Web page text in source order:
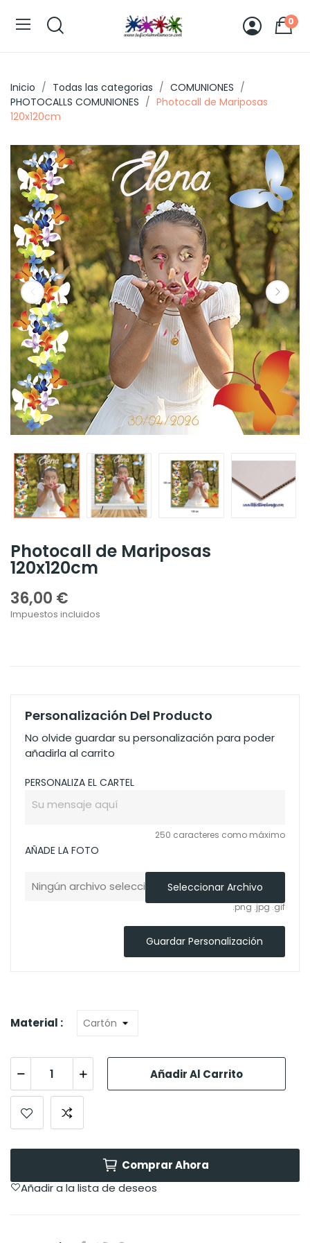
0
Inicio Todas las categorias
COMUNIONES
PHOTOCALLS COMUNIONES
Photocall de Mariposas
120x120cm
Photocall de Mariposas
120x120cm
36,00 €
Impuestos incluidos
Personalización Del Producto
No olvide guardar su personalización para poder
añadirla al carrito
PERSONALIZA EL CARTEL
250 caracteres como máximo
AÑADE LA FOTO
Ningún archivo seleccionadoSeleccionar Archivo
.png .jpg .gif
Guardar Personalización
Material :
Añadir Al Carrito
Comprar Ahora
Añadir a la lista de deseos